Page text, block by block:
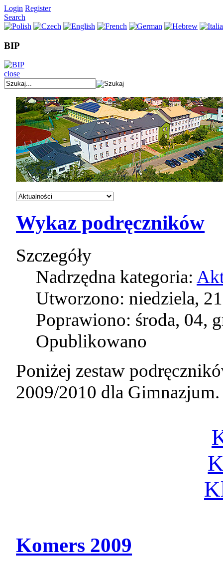
Login Register
Search
BIP
close
Wykaz podręczników
Szczegóły
Nadrzędna kategoria:
Utworzono: niedziela,
Poprawiono: środa, 04,
Opublikowano
Poniżej zestaw
2009/2010 dla Gimnazjum.
Komers 2009